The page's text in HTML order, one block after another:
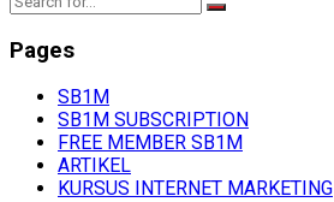
Pages
SB1M
SB1M SUBSCRIPTION
FREE MEMBER SB1M
ARTIKEL
KURSUS INTERNET MARKETING